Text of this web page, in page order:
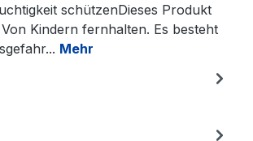
schützenDieses Produkt
Kindern fernhalten. Es besteht
Mehr